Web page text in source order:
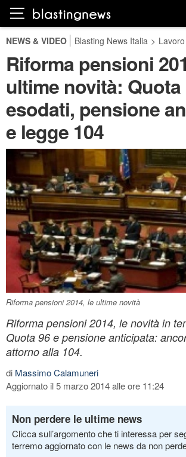
NEWS & VIDEO Blasting News Italia > Lavoro
Riforma pensioni
ultime novità: Quota
esodati, pensione
e legge 104
Riforma pensioni 2014, le ultime novità
Riforma pensioni 2014, le novità in
Quota 96 e pensione anticipata:
attorno alla 104.
di Massimo Calamuneri
Aggiornato il 5 marzo 2014 alle ore 11:24
Non perdere le ultime news
Clicca sull’argomento che ti interessa per
terremo aggiornato con le news da non